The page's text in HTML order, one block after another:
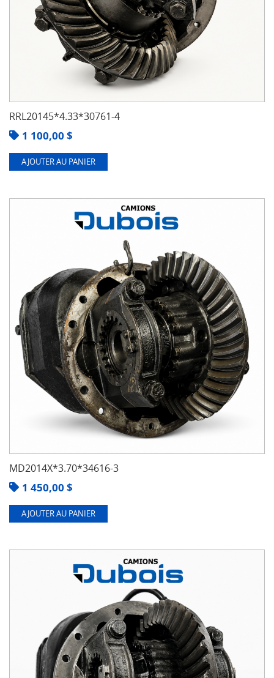
RRL20145*4.33*30761-4
1 100,00 $
AJOUTER AU PANIER
MD2014X*3.70*34616-3
1 450,00 $
AJOUTER AU PANIER